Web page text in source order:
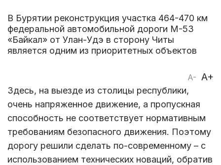
В Бурятии реконструкция участка 464-470 км
федеральной автомобильной дороги М-53
«Байкал» от Улан-Удэ в сторону Читы
является одним из приоритетных объектов
A- A+
Здесь, на выезде из столицы республики,
очень напряженное движение, а пропускная
способность не соответствует нормативным
требованиям безопасного движения. Поэтому
дорогу решили сделать по-современному – с
использованием технических новаций, обратив